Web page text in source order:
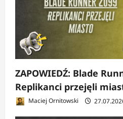
ZAPOWIEDŹ: Blade
Replikanci przejęli
Maciej Ornitowski